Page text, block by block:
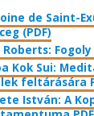
de Saint-
(PDF)
Roberts:
Kok Sui:
feltárására
István: A